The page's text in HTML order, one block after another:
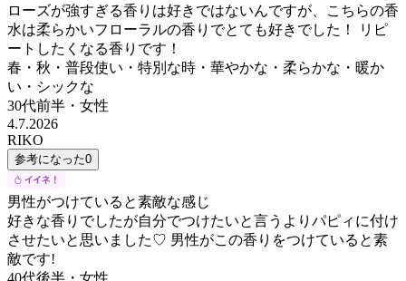
ローズが強すぎる香りは好きではないんですが、こちらの香
水は柔らかいフローラルの香りでとても好きでした！ リピ
ートしたくなる香りです！
春・秋・普段使い・特別な時・華やかな・柔らかな・暖か
い・シックな
30代前半 ・ 女性
4.7.2026
RIKO
参考になった0
男性がつけていると素敵な感じ
好きな香りでしたが自分でつけたいと言うよりパピィに付け
させたいと思いました♡ 男性がこの香りをつけていると素
敵です!
40代後半 ・ 女性